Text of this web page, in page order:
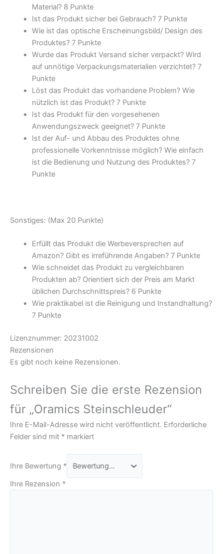
Material? 8 Punkte
Ist das Produkt sicher bei Gebrauch? 7 Punkte
Wie ist das optische Erscheinungsbild/ Design des
Produktes? 7 Punkte
Wurde das Produkt Versand sicher verpackt? Wird
auf unnötige Verpackungsmaterialien verzichtet? 7
Punkte
Löst das Produkt das vorhandene Problem? Wie
nützlich ist das Produkt? 7 Punkte
Ist das Produkt für den vorgesehenen
Anwendungszweck geeignet? 7 Punkte
Ist der Auf- und Abbau des Produktes ohne
professionelle Vorkenntnisse möglich? Wie einfach
ist die Bedienung und Nutzung des Produktes? 7
Punkte
Sonstiges: (Max 20 Punkte)
Erfüllt das Produkt die Werbeversprechen auf
Amazon? Gibt es irreführende Angaben? 7 Punkte
Wie schneidet das Produkt zu vergleichbaren
Produkten ab? Orientiert sich der Preis am Markt
üblichen Durchschnittspreis? 6 Punkte
Wie praktikabel ist die Reinigung und Instandhaltung?
7 Punkte
Lizenznummer: 20231002
Rezensionen
Es gibt noch keine Rezensionen.
Schreiben Sie die erste Rezension
für „Oramics Steinschleuder“
Ihre E-Mail-Adresse wird nicht veröffentlicht. Erforderliche
Felder sind mit * markiert
Ihre Bewertung *
Ihre Rezension *